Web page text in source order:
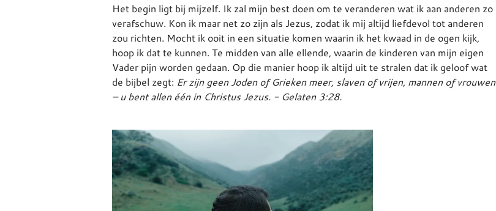
Het begin ligt bij mijzelf. Ik zal mijn best doen om te veranderen wat ik aan anderen zo
verafschuw. Kon ik maar net zo zijn als Jezus, zodat ik mij altijd liefdevol tot anderen
zou richten. Mocht ik ooit in een situatie komen waarin ik het kwaad in de ogen kijk,
hoop ik dat te kunnen. Te midden van alle ellende, waarin de kinderen van mijn eigen
Vader pijn worden gedaan. Op die manier hoop ik altijd uit te stralen dat ik geloof wat
de bijbel zegt: Er zijn geen Joden of Grieken meer, slaven of vrijen, mannen of vrouwen
– u bent allen één in Christus Jezus. - Gelaten 3:28.